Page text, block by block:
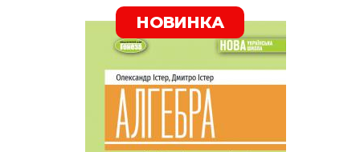
НОВИНКА